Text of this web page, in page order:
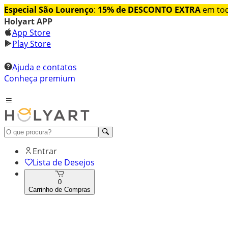
Especial São Lourenço: 15% de DESCONTO EXTRA em
Holyart APP
App Store
Play Store
Ajuda e contatos
Conheça premium
Entrar
Lista de Desejos
0
Carrinho de Compras